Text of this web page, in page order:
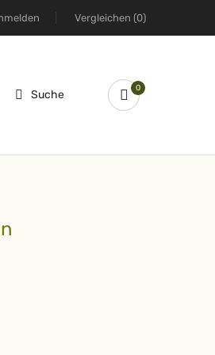
Vergleichen (0)
Suche 0